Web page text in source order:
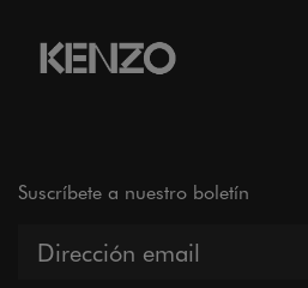
Suscríbete a nuestro boletín